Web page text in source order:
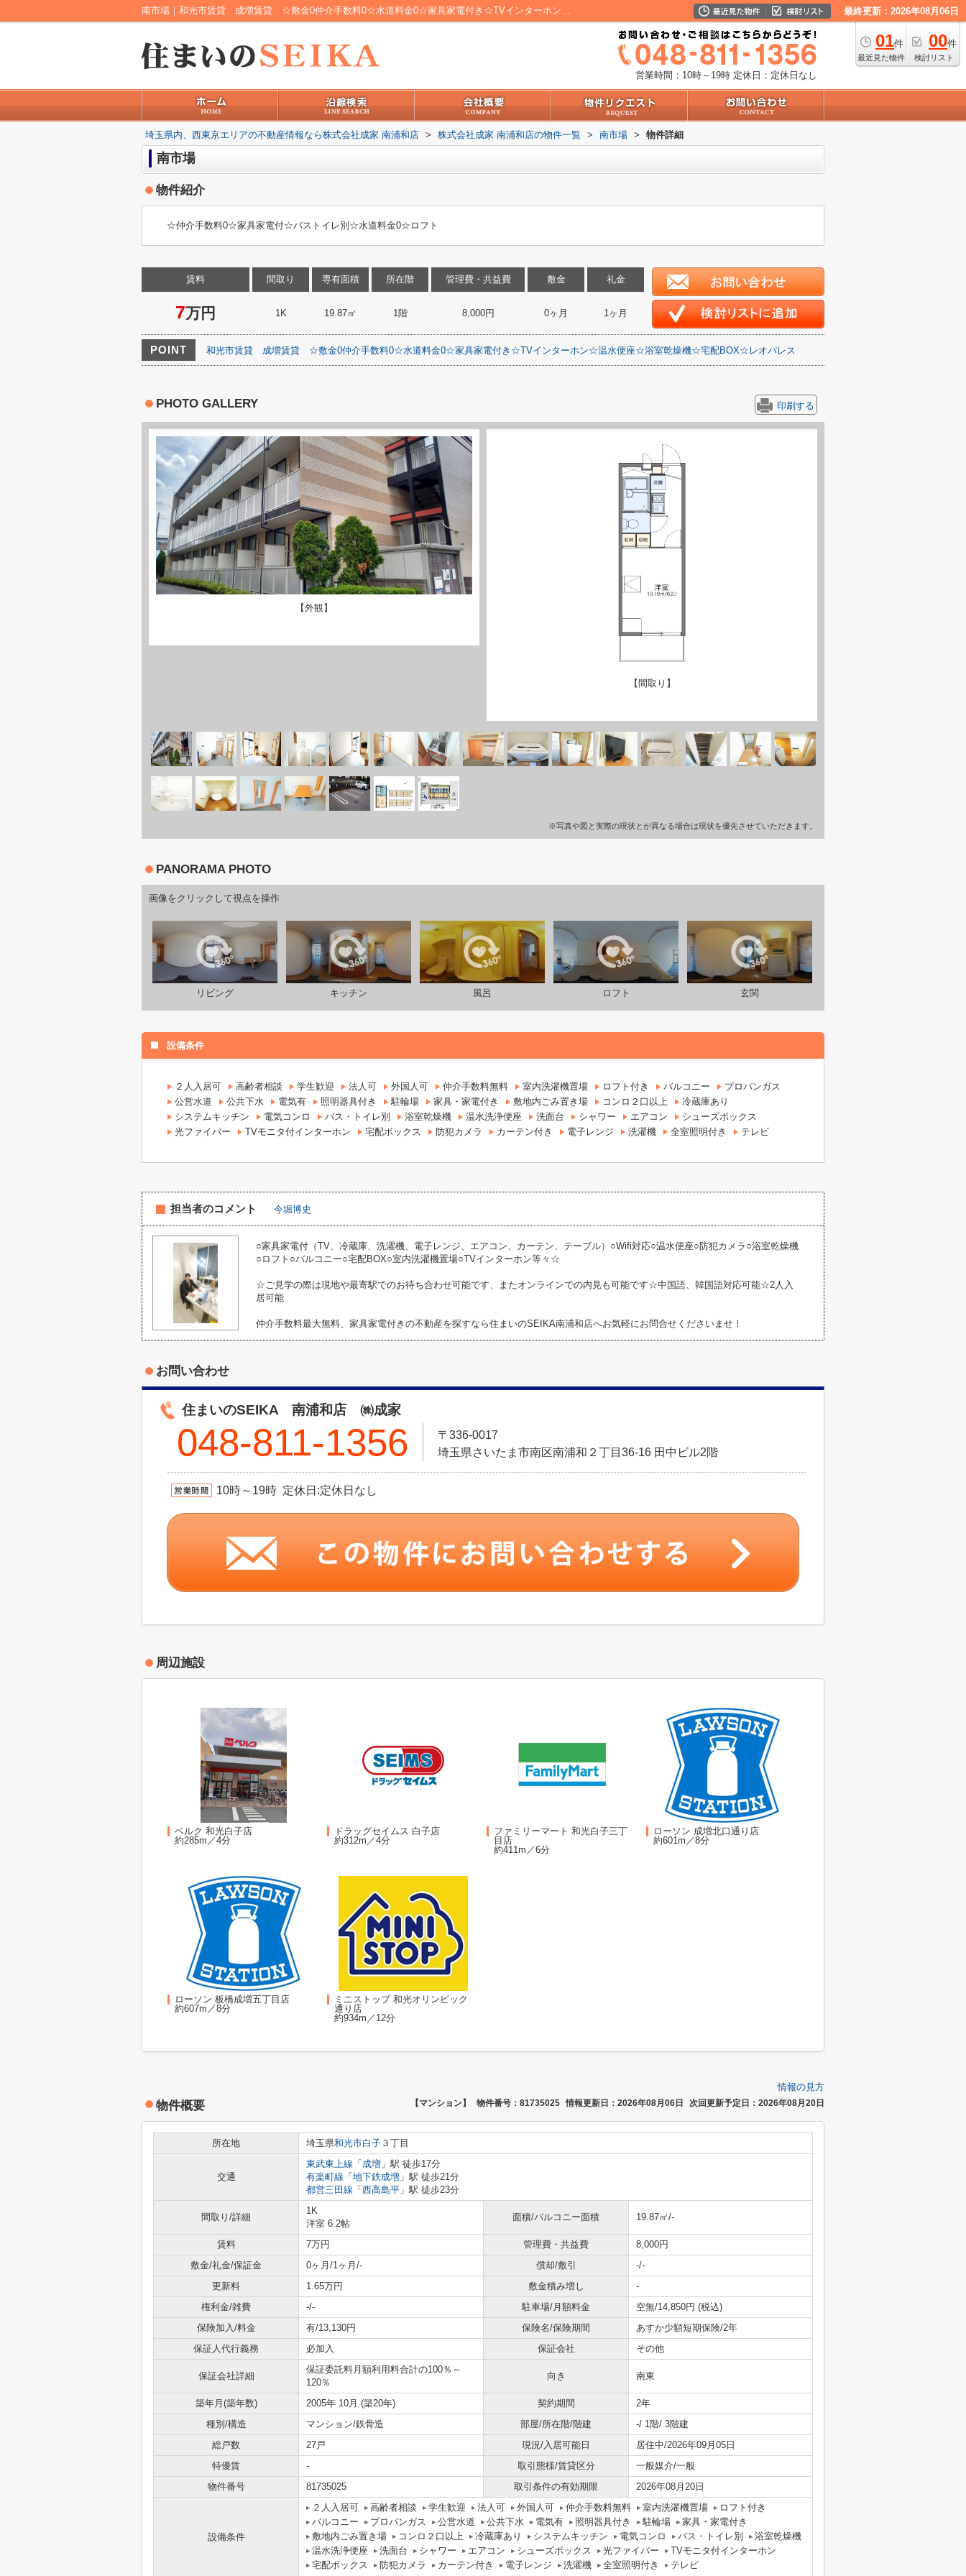
南市場｜和光市賃貸 成増賃貸 ☆敷金0仲介手数料0☆水道料金0☆家具家電付き☆TVインターホン☆温水便座☆浴室乾燥機☆宅配BOX☆レオパレス｜埼玉県内、西東京エリアの不動産情報なら株式会社成家 南浦和店 最終更新：2026年08月06日
01件
最近見た物件
00件
検討リスト
営業時間：10時～19時 定休日：定休日なし
埼玉県内、西東京エリアの不動産情報なら株式会社成家 南浦和店 > 株式会社成家 南浦和店の物件一覧 > 南市場 > 物件詳細
南市場
物件紹介
☆仲介手数料0☆家具家電付☆バストイレ別☆水道料金0☆ロフト
賃料
7万円
間取り
1K
専有面積
19.87㎡
所在階
1階
管理費・共益費
8,000円
敷金
0ヶ月
礼金
1ヶ月
POINT 和光市賃貸 成増賃貸 ☆敷金0仲介手数料0☆水道料金0☆家具家電付き☆TVインターホン☆温水便座☆浴室乾燥機☆宅配BOX☆レオパレス
PHOTO GALLERY 印刷する
【外観】
【間取り】
※写真や図と実際の現状とが異なる場合は現状を優先させていただきます。
PANORAMA PHOTO
画像をクリックして視点を操作
リビング キッチン 風呂 ロフト 玄関
設備条件
２人入居可 高齢者相談 学生歓迎 法人可 外国人可 仲介手数料無料 室内洗濯機置場 ロフト付き バルコニー
プロパンガス
公営水道
公共下水 電気有 照明器具付き 駐輪場 家具・家電付き 敷地内ごみ置き場 コンロ２口以上
冷蔵庫あり
システムキッチン
電気コンロ バス・トイレ別 浴室乾燥機 温水洗浄便座 洗面台 シャワー エアコン
シューズボックス
光ファイバー
TVモニタ付インターホン 宅配ボックス 防犯カメラ カーテン付き 電子レンジ 洗濯機 全室照明付き テレビ
担当者のコメント 今堀博史
○家具家電付（TV、冷蔵庫、洗濯機、電子レンジ、エアコン、カーテン、テーブル）○Wifi対応○温水便座○防犯カメラ○浴室乾燥機
○ロフト○バルコニー○宅配BOX○室内洗濯機置場○TVインターホン等々☆
☆ご見学の際は現地や最寄駅でのお待ち合わせ可能です、またオンラインでの内見も可能です☆中国語、韓国語対応可能☆2人入
居可能
仲介手数料最大無料、家具家電付きの不動産を探すなら住まいのSEIKA南浦和店へお気軽にお問合せくださいませ！
お問い合わせ
住まいのSEIKA 南浦和店 ㈱成家
048-811-1356
〒336-0017
埼玉県さいたま市南区南浦和２丁目36-16 田中ビル2階
10時～19時 定休日:定休日なし
周辺施設
ベルク 和光白子店
約285m／4分
ドラッグセイムス 白子店
約312m／4分
ファミリーマート 和光白子三丁
目店
約411m／6分
ローソン 成増北口通り店
約601m／8分
ローソン 板橋成増五丁目店
約607m／8分
ミニストップ 和光オリンピック
通り店
約934m／12分
情報の見方
物件概要 【マンション】 物件番号：81735025 情報更新日：2026年08月06日 次回更新予定日：2026年08月20日
所在地 埼玉県和光市白子 ３丁目
交通
東武東上線 「 成増 」駅 徒歩17分
有楽町線 「 地下鉄成増 」駅 徒歩21分
都営三田線 「 西高島平 」駅 徒歩23分
間取り/詳細
1K
洋室 6.2帖
面積/バルコニー面積 19.87㎡/-
賃料 7万円 管理費・共益費
8,000円
敷金/礼金/保証金
0ヶ月/1ヶ月/- 償却/敷引
-/-
更新料
1.65万円 敷金積み増し
-
権利金/雑費
-/- 駐車場/月額料金
空無/14,850円 (税込)
保険加入/料金
有/13,130円 保険名/保険期間
あすか少額短期保険/2年
保証人代行義務
必加入 保証会社 その他
保証会社詳細
保証委託料月額利用料合計の100％～
120％
向き 南東
築年月(築年数) 2005年 10月 (築20年) 契約期間
2年
種別/構造
マンション/鉄骨造 部屋/所在階/階建
-/ 1階/ 3階建
総戸数
27戸 現況/入居可能日
居住中/2026年09月05日
特優賃
- 取引態様/賃貸区分
一般媒介/一般
物件番号
81735025 取引条件の有効期限 2026年08月20日
設備条件
２人入居可 高齢者相談 学生歓迎 法人可 外国人可 仲介手数料無料 室内洗濯機置場
ロフト付き
バルコニー
プロパンガス 公営水道 公共下水 電気有 照明器具付き 駐輪場
家具・家電付き
敷地内ごみ置き場
コンロ２口以上 冷蔵庫あり システムキッチン 電気コンロ バス・トイレ別
浴室乾燥機
温水洗浄便座
洗面台 シャワー エアコン シューズボックス 光ファイバー
TVモニタ付インターホン
宅配ボックス
防犯カメラ カーテン付き 電子レンジ 洗濯機 全室照明付き テレビ